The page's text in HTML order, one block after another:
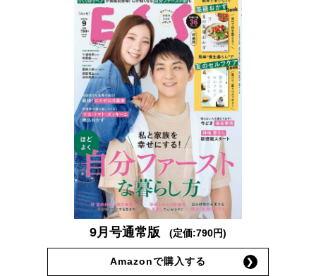
9月号通常版 (定価:790円)
Amazonで購入する